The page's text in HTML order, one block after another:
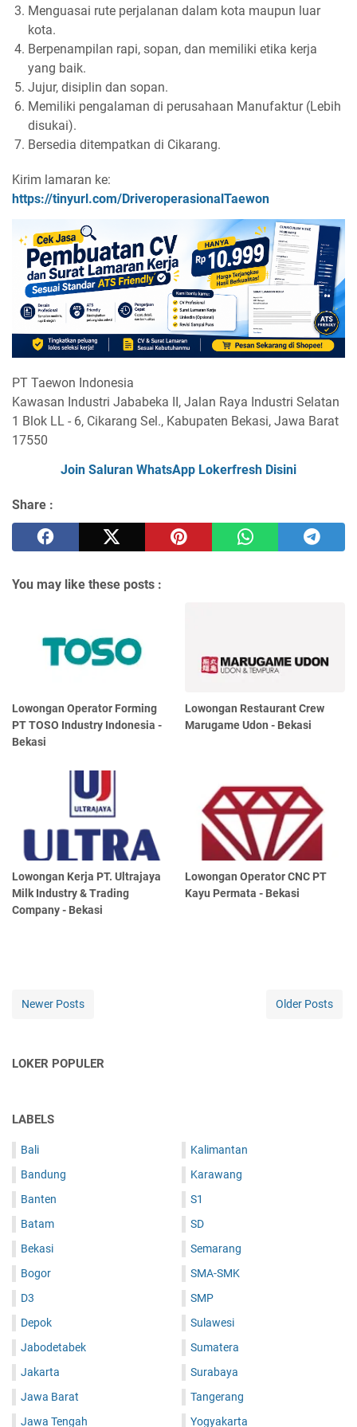
Menguasai rute perjalanan dalam kota maupun luar
kota.
Berpenampilan rapi, sopan, dan memiliki etika kerja
yang baik.
Jujur, disiplin dan sopan.
Memiliki pengalaman di perusahaan Manufaktur (Lebih
disukai).
Bersedia ditempatkan di Cikarang.
Kirim lamaran ke:
https://tinyurl.com/DriveroperasionalTaewon
PT Taewon Indonesia
Kawasan Industri Jababeka II, Jalan Raya Industri Selatan
1 Blok LL - 6, Cikarang Sel., Kabupaten Bekasi, Jawa Barat
17550
Join Saluran WhatsApp Lokerfresh Disini
Share :
You may like these posts :
Lowongan Operator Forming
PT TOSO Industry Indonesia -
Bekasi
Lowongan Restaurant Crew
Marugame Udon - Bekasi
Lowongan Kerja PT. Ultrajaya
Milk Industry & Trading
Company - Bekasi
Lowongan Operator CNC PT
Kayu Permata - Bekasi
Newer Posts Older Posts
LOKER POPULER
LABELS
Bali
Bandung
Banten
Batam
Bekasi
Bogor
D3
Depok
Jabodetabek
Jakarta
Jawa Barat
Jawa Tengah
Kalimantan
Karawang
S1
SD
Semarang
SMA-SMK
SMP
Sulawesi
Sumatera
Surabaya
Tangerang
Yogyakarta